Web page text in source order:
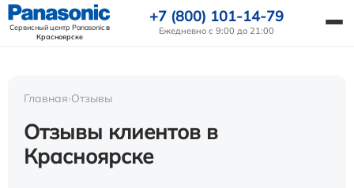
Сервисный центр Panasonicв
Красноярске
+7 (800) 101-14-79
Ежедневно с 9:00 до 21:00
Главная›Отзывы
Отзывы клиентов в
Красноярске